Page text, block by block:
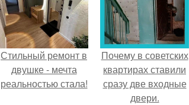
Стильный ремонт в
двушке - мечта
реальностью стала!
Почему в советских
квартирах ставили
сразу две входные
двери.